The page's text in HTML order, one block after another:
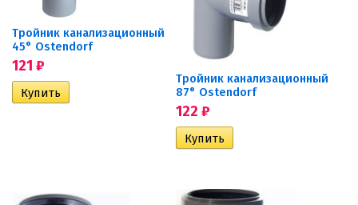
Тройник канализационный
45° Ostendorf
121 ₽
Тройник канализационный
87° Ostendorf
122 ₽